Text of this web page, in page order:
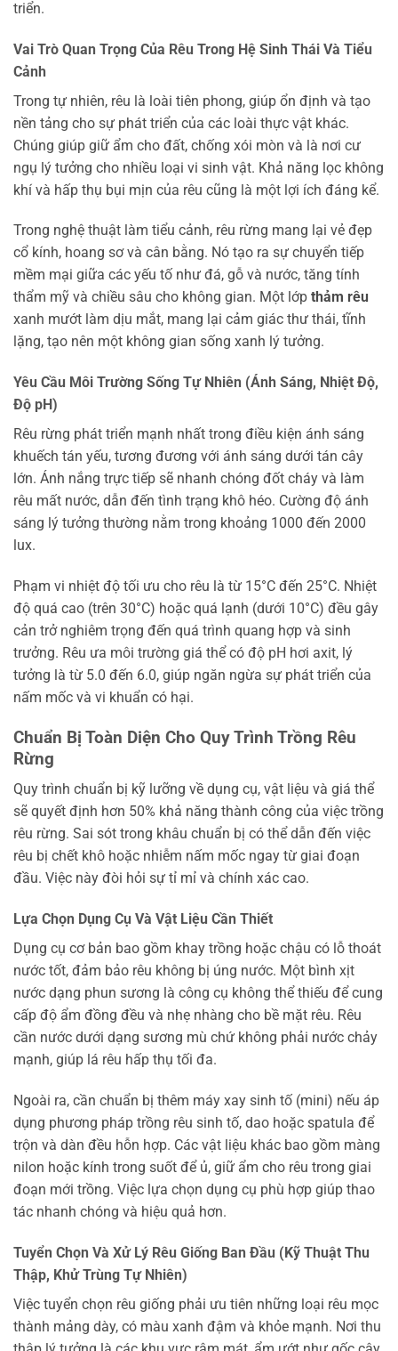
triển.
Vai Trò Quan Trọng Của Rêu Trong Hệ Sinh Thái Và Tiểu
Cảnh
Trong tự nhiên, rêu là loài tiên phong, giúp ổn định và tạo
nền tảng cho sự phát triển của các loài thực vật khác.
Chúng giúp giữ ẩm cho đất, chống xói mòn và là nơi cư
ngụ lý tưởng cho nhiều loại vi sinh vật. Khả năng lọc không
khí và hấp thụ bụi mịn của rêu cũng là một lợi ích đáng kể.
Trong nghệ thuật làm tiểu cảnh, rêu rừng mang lại vẻ đẹp
cổ kính, hoang sơ và cân bằng. Nó tạo ra sự chuyển tiếp
mềm mại giữa các yếu tố như đá, gỗ và nước, tăng tính
thẩm mỹ và chiều sâu cho không gian. Một lớp thảm rêu
xanh mướt làm dịu mắt, mang lại cảm giác thư thái, tĩnh
lặng, tạo nên một không gian sống xanh lý tưởng.
Yêu Cầu Môi Trường Sống Tự Nhiên (Ánh Sáng, Nhiệt Độ,
Độ pH)
Rêu rừng phát triển mạnh nhất trong điều kiện ánh sáng
khuếch tán yếu, tương đương với ánh sáng dưới tán cây
lớn. Ánh nắng trực tiếp sẽ nhanh chóng đốt cháy và làm
rêu mất nước, dẫn đến tình trạng khô héo. Cường độ ánh
sáng lý tưởng thường nằm trong khoảng 1000 đến 2000
lux.
Phạm vi nhiệt độ tối ưu cho rêu là từ 15°C đến 25°C. Nhiệt
độ quá cao (trên 30°C) hoặc quá lạnh (dưới 10°C) đều gây
cản trở nghiêm trọng đến quá trình quang hợp và sinh
trưởng. Rêu ưa môi trường giá thể có độ pH hơi axit, lý
tưởng là từ 5.0 đến 6.0, giúp ngăn ngừa sự phát triển của
nấm mốc và vi khuẩn có hại.
Chuẩn Bị Toàn Diện Cho Quy Trình Trồng Rêu
Rừng
Quy trình chuẩn bị kỹ lưỡng về dụng cụ, vật liệu và giá thể
sẽ quyết định hơn 50% khả năng thành công của việc trồng
rêu rừng. Sai sót trong khâu chuẩn bị có thể dẫn đến việc
rêu bị chết khô hoặc nhiễm nấm mốc ngay từ giai đoạn
đầu. Việc này đòi hỏi sự tỉ mỉ và chính xác cao.
Lựa Chọn Dụng Cụ Và Vật Liệu Cần Thiết
Dụng cụ cơ bản bao gồm khay trồng hoặc chậu có lỗ thoát
nước tốt, đảm bảo rêu không bị úng nước. Một bình xịt
nước dạng phun sương là công cụ không thể thiếu để cung
cấp độ ẩm đồng đều và nhẹ nhàng cho bề mặt rêu. Rêu
cần nước dưới dạng sương mù chứ không phải nước chảy
mạnh, giúp lá rêu hấp thụ tối đa.
Ngoài ra, cần chuẩn bị thêm máy xay sinh tố (mini) nếu áp
dụng phương pháp trồng rêu sinh tố, dao hoặc spatula để
trộn và dàn đều hỗn hợp. Các vật liệu khác bao gồm màng
nilon hoặc kính trong suốt để ủ, giữ ẩm cho rêu trong giai
đoạn mới trồng. Việc lựa chọn dụng cụ phù hợp giúp thao
tác nhanh chóng và hiệu quả hơn.
Tuyển Chọn Và Xử Lý Rêu Giống Ban Đầu (Kỹ Thuật Thu
Thập, Khử Trùng Tự Nhiên)
Việc tuyển chọn rêu giống phải ưu tiên những loại rêu mọc
thành mảng dày, có màu xanh đậm và khỏe mạnh. Nơi thu